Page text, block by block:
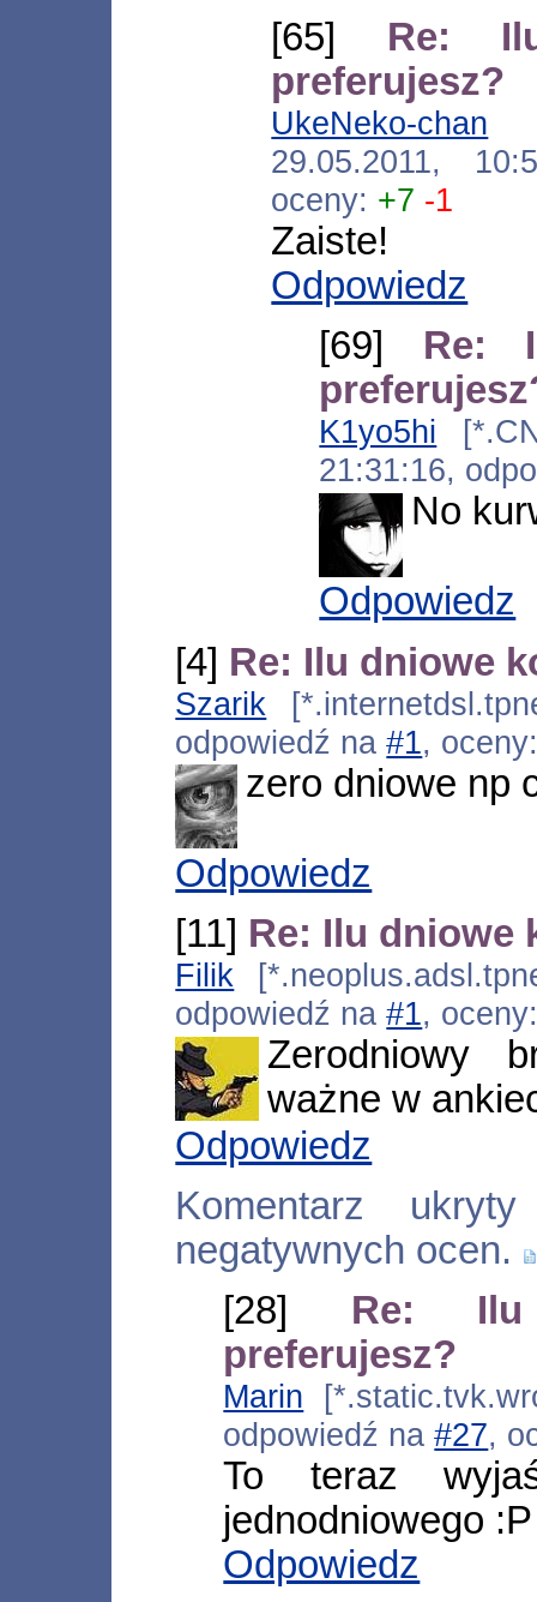
[65] Re:
preferujesz?
UkeNeko-chan
29.05.2011,
oceny: +7 -1
Zaiste!
Odpowiedz
[69] Re:
K1yo5hi
21:31:16,
No
Odpowiedz
[4] Re: Ilu dniowe
Szarik
odpowiedź na#1,
zero dniowe np
Odpowiedz
[11] Re: Ilu dniowe
Filik
odpowiedź na#1,
Zerodniowy
ważne w
Odpowiedz
Komentarz
negatywnych ocen.
[28] Re: Ilu
preferujesz?
Marin
odpowiedź na#27,
To teraz
jednodniowego :P
Odpowiedz